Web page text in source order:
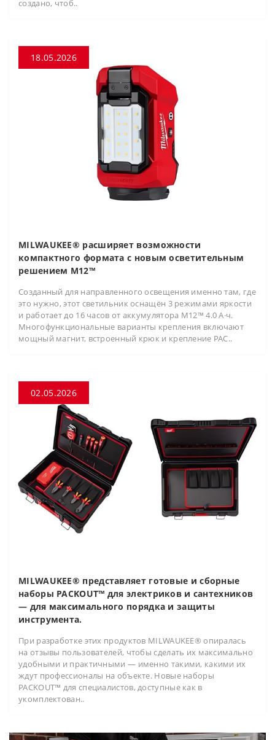
создано, чтоб..
18.05.2026
MILWAUKEE® расширяет возможности
компактного формата с новым осветительным
решением M12™
Созданный для направленного освещения именно там, где
это нужно, этот светильник оснащён 3 режимами яркости
и работает до 16 часов от аккумулятора M12™ 4.0 А·ч.
Многофункциональные варианты крепления включают
мощный магнит, встроенный крюк и крепление PAC..
02.05.2026
MILWAUKEE® представляет готовые и сборные
наборы PACKOUT™ для электриков и сантехников
— для максимального порядка и защиты
инструмента.
При разработке этих продуктов MILWAUKEE® опиралась
на отзывы пользователей, чтобы сделать их максимально
удобными и практичными — именно такими, какими их
ждут профессионалы на объекте. Новые наборы
PACKOUT™ для специалистов, доступные как в
укомплектован..